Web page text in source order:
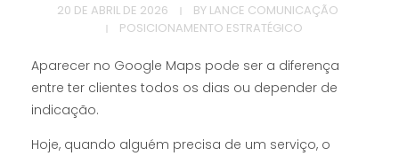
20 DE ABRIL DE 2026 BY LANCE COMUNICAÇÃO
POSICIONAMENTO ESTRATÉGICO
Aparecer no Google Maps pode ser a diferença
entre ter clientes todos os dias ou depender de
indicação.
Hoje, quando alguém precisa de um serviço, o